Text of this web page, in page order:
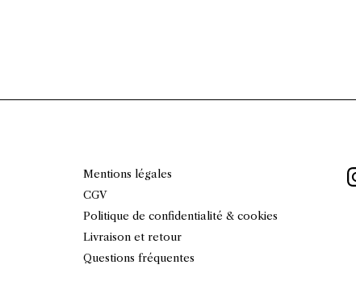
Mentions légales
CGV
Politique de confidentialité & cookies
Livraison et retour
Questions fréquentes